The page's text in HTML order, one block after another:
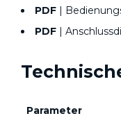
PDF |
PDF |
Parameter